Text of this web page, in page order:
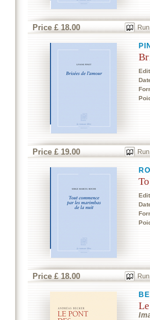
Price £ 18.00
Price £ 19.00
Price £ 18.00